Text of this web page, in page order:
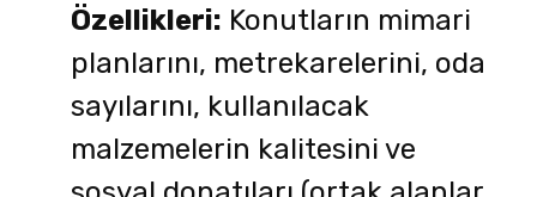
Özellikleri: Konutların mimari
planlarını, metrekarelerini, oda
sayılarını, kullanılacak
malzemelerin kalitesini ve